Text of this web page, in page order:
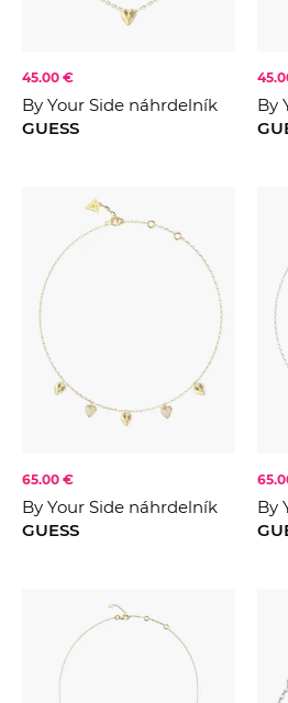
45.00 €
By Your Side náhrdelník
GUESS
By
65.00 €
By Your Side náhrdelník
GUESS
By